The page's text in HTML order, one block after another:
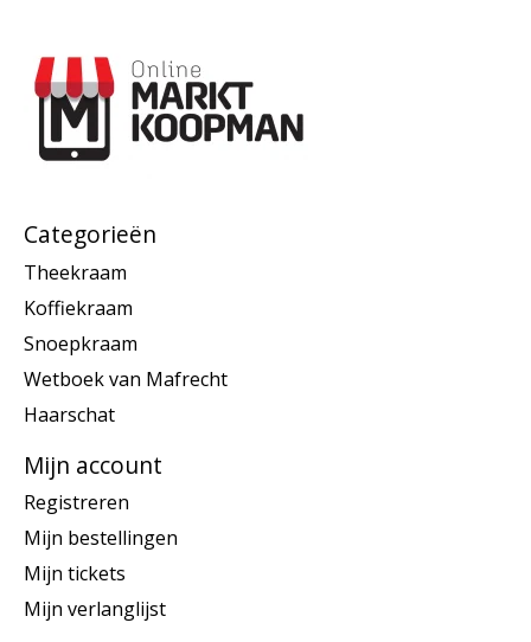
Categorieën
Theekraam
Koffiekraam
Snoepkraam
Wetboek van Mafrecht
Haarschat
Mijn account
Registreren
Mijn bestellingen
Mijn tickets
Mijn verlanglijst